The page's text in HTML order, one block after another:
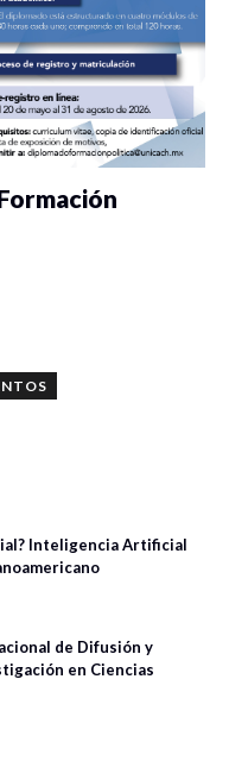
Inteligencia Artificial
de Difusión y
en Ciencias